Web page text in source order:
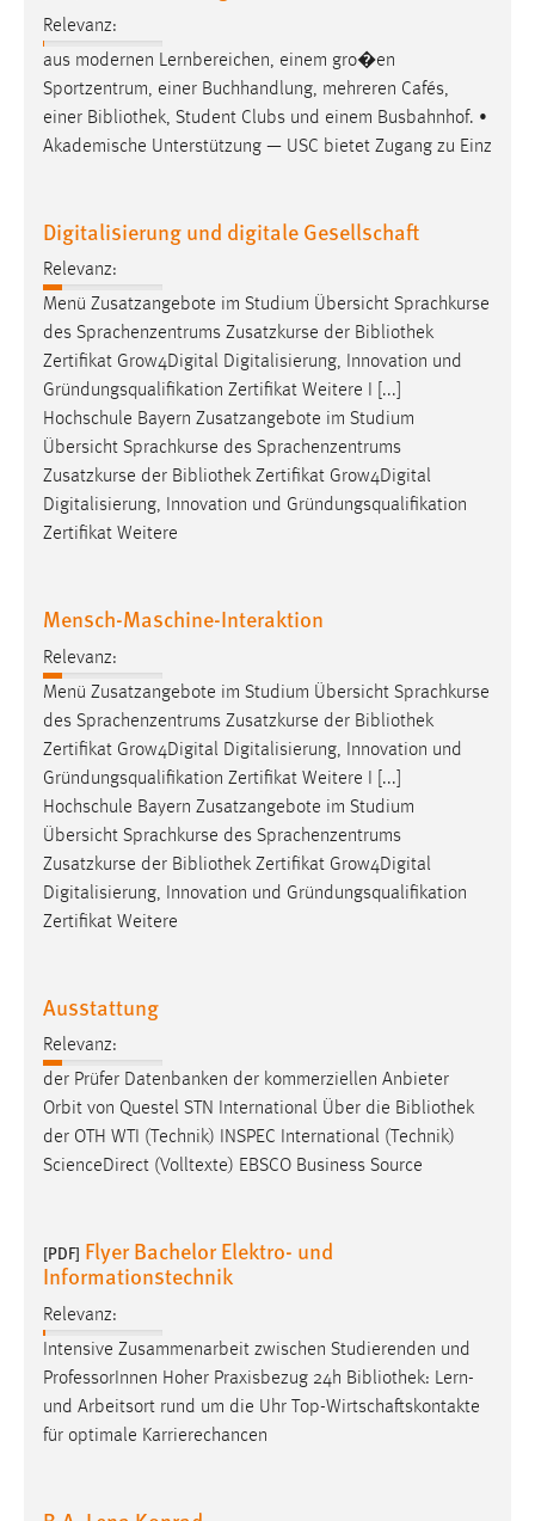
Relevanz:
aus modernen Lernbereichen, einem gro�en
Sportzentrum, einer Buchhandlung, mehreren Cafés,
einer Bibliothek, Student Clubs und einem Busbahnhof. •
Akademische Unterstützung — USC bietet Zugang zu Einz
Digitalisierung und digitale Gesellschaft
Relevanz:
Menü Zusatzangebote im Studium Übersicht Sprachkurse
des Sprachenzentrums Zusatzkurse der Bibliothek
Zertifikat Grow4Digital Digitalisierung, Innovation und
Gründungsqualifikation Zertifikat Weitere I [...]
Hochschule Bayern Zusatzangebote im Studium
Übersicht Sprachkurse des Sprachenzentrums
Zusatzkurse der Bibliothek Zertifikat Grow4Digital
Digitalisierung, Innovation und Gründungsqualifikation
Zertifikat Weitere
Mensch-Maschine-Interaktion
Relevanz:
Menü Zusatzangebote im Studium Übersicht Sprachkurse
des Sprachenzentrums Zusatzkurse der Bibliothek
Zertifikat Grow4Digital Digitalisierung, Innovation und
Gründungsqualifikation Zertifikat Weitere I [...]
Hochschule Bayern Zusatzangebote im Studium
Übersicht Sprachkurse des Sprachenzentrums
Zusatzkurse der Bibliothek Zertifikat Grow4Digital
Digitalisierung, Innovation und Gründungsqualifikation
Zertifikat Weitere
Ausstattung
Relevanz:
der Prüfer Datenbanken der kommerziellen Anbieter
Orbit von Questel STN International Über die Bibliothek
der OTH WTI (Technik) INSPEC International (Technik)
ScienceDirect (Volltexte) EBSCO Business Source
[PDF] Flyer Bachelor Elektro- und
Informationstechnik
Relevanz:
Intensive Zusammenarbeit zwischen Studierenden und
ProfessorInnen Hoher Praxisbezug 24h Bibliothek: Lern-
und Arbeitsort rund um die Uhr Top-Wirtschaftskontakte
für optimale Karrierechancen